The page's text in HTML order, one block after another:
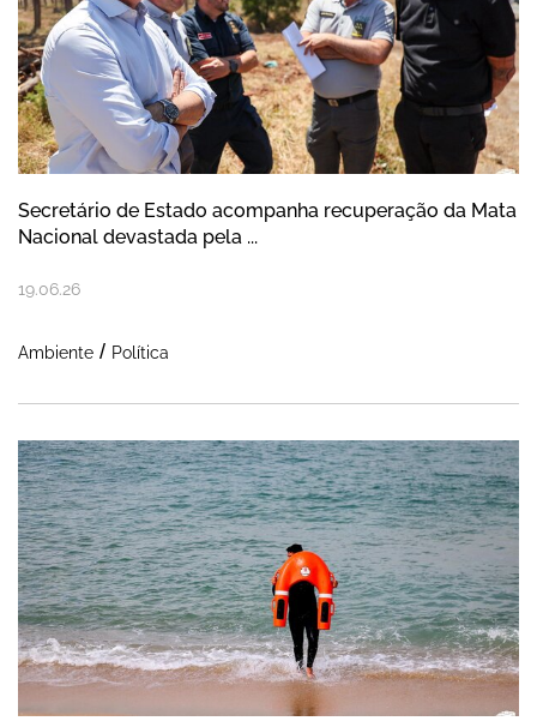
Secretário de Estado acompanha recuperação da Mata
Nacional devastada pela ...
19.06.26
Ambiente Política
Nazaré reforça meios de salvamento